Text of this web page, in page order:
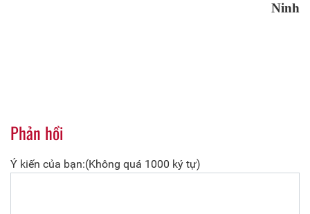
Ninh
Phản hồi
Ý kiến của bạn:(Không quá 1000 ký tự)